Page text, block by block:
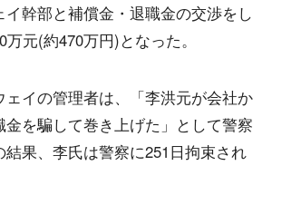
イ幹部と補償金・退職金の交渉をし
元(約470万円)となった。
ェイの管理者は、「李洪元が会社か
金を騙して巻き上げた」として警察
結果、李氏は警察に251日拘束され